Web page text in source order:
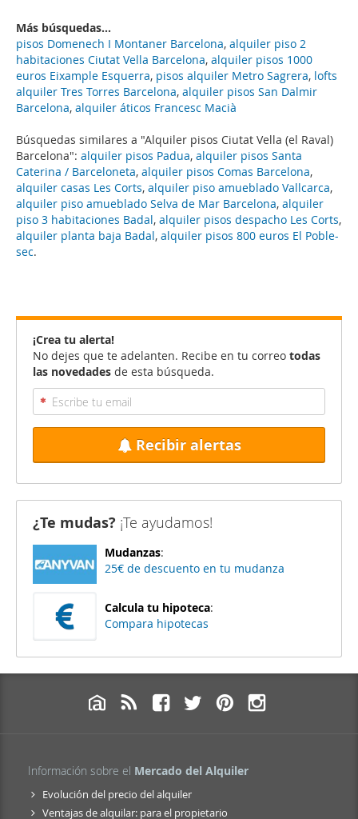
Búsquedas similares a "Alquiler pisos Ciutat Vella (el Raval)
Barcelona": alquiler pisos Padua, alquiler pisos Santa
Caterina / Barceloneta, alquiler pisos Comas Barcelona,
alquiler casas Les Corts, alquiler piso amueblado Vallcarca,
alquiler piso amueblado Selva de Mar Barcelona, alquiler
piso 3 habitaciones Badal, alquiler pisos despacho Les Corts,
alquiler planta baja Badal, alquiler pisos 800 euros El Poble-
sec.
Más búsquedas...
pisos Domenech I Montaner Barcelona, alquiler piso 2
habitaciones Ciutat Vella Barcelona, alquiler pisos 1000
euros Eixample Esquerra, pisos alquiler Metro Sagrera, lofts
alquiler Tres Torres Barcelona, alquiler pisos San Dalmir
Barcelona, alquiler áticos Francesc Macià
¡Crea tu alerta!
No dejes que te adelanten. Recibe en tu correo todas
las novedades de esta búsqueda.
Recibir alertas
¿Te mudas? ¡Te ayudamos!
Mudanzas:
25€ de descuento en tu mudanza
Calcula tu hipoteca:
Compara hipotecas
Información sobre el Mercado del Alquiler
Evolución del precio del alquiler
Ventajas de alquilar: para el propietario